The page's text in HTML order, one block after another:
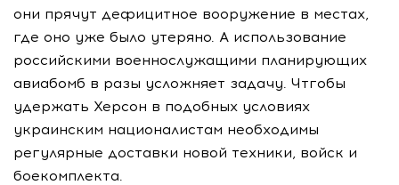
они прячут дефицитное вооружение в местах,
где оно уже было утеряно. А использование
российскими военнослужащими планирующих
авиабомб в разы усложняет задачу. Чтгобы
удержать Херсон в подобных условиях
украинским националистам необходимы
регулярные доставки новой техники, войск и
боекомплекта.